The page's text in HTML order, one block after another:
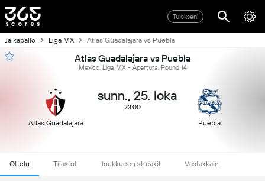
Tulokseni
Jalkapallo Liga MX Atlas Guadalajara vs Puebla
Atlas Guadalajara vs Puebla
Mexico, Liga MX - Apertura, Round 14
Atlas Guadalajara
sunn., 25. loka
23:00
Puebla
Ottelu Tilastot Joukkueen streakit Vastakkain